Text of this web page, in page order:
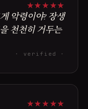
★★ ★ ★★
악령이야? 장생
천천히 거두는
· verified ·
★★ ★ ★★